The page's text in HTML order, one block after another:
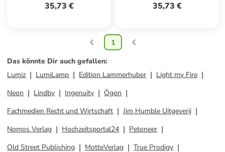
35,73 € 35,73 €
1
Das könnte Dir auch gefallen:
Lumiz
LumiLamp Edition Lammerhuber
Light my Fire
Neon
Lindby Ingenuity
Ögon
Fachmedien Recht und Wirtschaft
Jim Humble Uitgeverij
Nomos Verlag
Hochzeitsportal24
Petoneer
Old Street Publishing
MotteVerlag
True Prodigy